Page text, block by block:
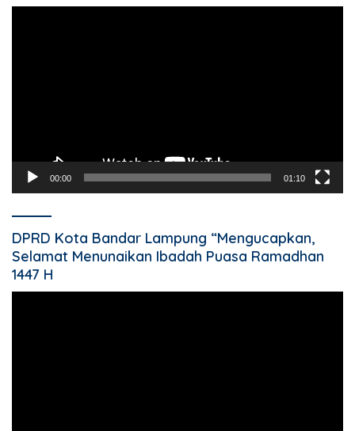
00:00 01:10
DPRD Kota Bandar Lampung “Mengucapkan,
Selamat Menunaikan Ibadah Puasa Ramadhan
1447 H